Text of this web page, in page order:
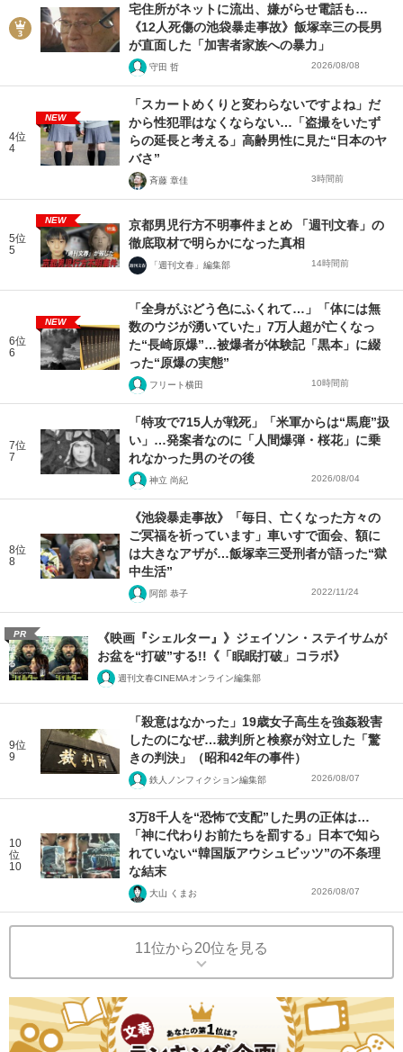
宅住所がネットに流出、嫌がらせ電話も…
《12人死傷の池袋暴走事故》飯塚幸三の長男
が直面した「加害者家族への暴力」
守田 哲 2026/08/08
4位
4
NEW
「スカートめくりと変わらないですよね」だ
から性犯罪はなくならない…「盗撮をいたず
らの延長と考える」高齢男性に見た“日本のヤ
バさ”
斉藤 章佳 3時間前
5位
5
NEW
京都男児行方不明事件まとめ 「週刊文春」の
徹底取材で明らかになった真相
「週刊文春」編集部 14時間前
6位
6
NEW
「全身がぶどう色にふくれて…」「体には無
数のウジが湧いていた」7万人超が亡くなっ
た“長崎原爆”…被爆者が体験記「黒本」に綴
った“原爆の実態”
フリート横田 10時間前
7位
7
「特攻で715人が戦死」「米軍からは“馬鹿”扱
い」…発案者なのに「人間爆弾・桜花」に乗
れなかった男のその後
神立 尚紀 2026/08/04
8位
8
《池袋暴走事故》「毎日、亡くなった方々の
ご冥福を祈っています」車いすで面会、額に
は大きなアザが…飯塚幸三受刑者が語った“獄
中生活”
阿部 恭子 2022/11/24
PR
《映画『シェルター』》ジェイソン・ステイサムが
お盆を“打破”する!!《「眠眠打破」コラボ》
週刊文春CINEMAオンライン編集部
9位
9
「殺意はなかった」19歳女子高生を強姦殺害
したのになぜ…裁判所と検察が対立した「驚
きの判決」（昭和42年の事件）
鉄人ノンフィクション編集部 2026/08/07
10
位
10
3万8千人を“恐怖で支配”した男の正体は…
「神に代わりお前たちを罰する」日本で知ら
れていない“韓国版アウシュビッツ”の不条理
な結末
大山 くまお 2026/08/07
11位から20位を見る